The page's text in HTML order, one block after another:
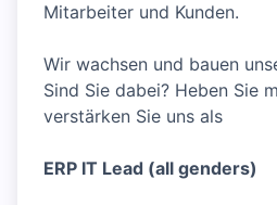
Mitarbeiter und Kunden.
Wir wachsen und bauen
Sind Sie dabei? Heben Sie
verstärken Sie uns als
ERP IT Lead (all genders)